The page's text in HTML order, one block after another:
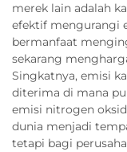
merek lain adalah
efektif mengurangi
bermanfaat
sekarang
Singkatnya, emisi
diterima di mana
emisi nitrogen
dunia menjadi
tetapi bagi